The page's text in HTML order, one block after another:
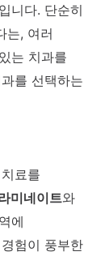
니다. 단순히
는, 여러
는 치과를
를 선택하는
료를
미네이트와
에
험이 풍부한